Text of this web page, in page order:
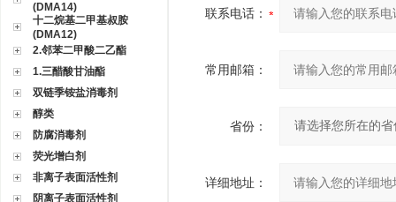
(DMA14)
十二烷基二甲基叔胺
(DMA12)
2.邻苯二甲酸二乙酯
1.三醋酸甘油酯
双链季铵盐消毒剂
醇类
防腐消毒剂
荧光增白剂
非离子表面活性剂
阴离子表面活性剂
联系电话：
常用邮箱：
省份：
详细地址：